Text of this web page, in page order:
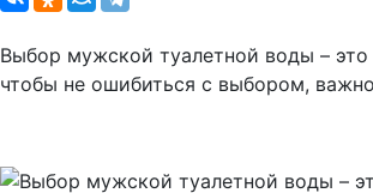
Выбор мужской туалетной воды –
чтобы не ошибиться с выбором,